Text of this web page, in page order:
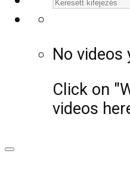
No videos
Click on
videos